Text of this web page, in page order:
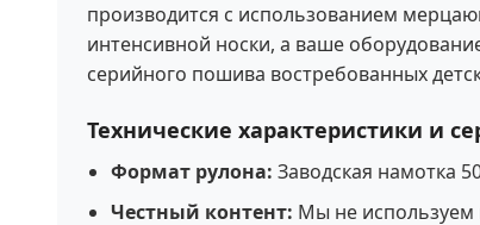
производится с использованием
интенсивной носки, а ваше
серийного пошива востребованных
Технические характеристики и
Формат рулона: Заводская намотка
Честный контент: Мы не используем